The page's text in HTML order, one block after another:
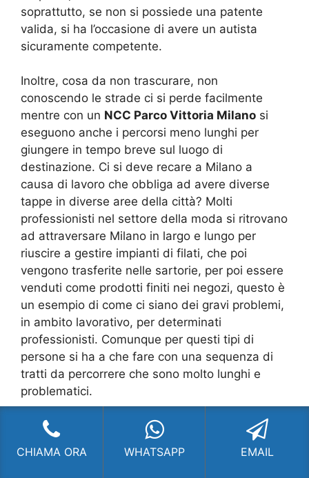
soprattutto, se non si possiede una patente
valida, si ha l’occasione di avere un autista
sicuramente competente.
Inoltre, cosa da non trascurare, non
conoscendo le strade ci si perde facilmente
mentre con un NCC Parco Vittoria Milano si
eseguono anche i percorsi meno lunghi per
giungere in tempo breve sul luogo di
destinazione. Ci si deve recare a Milano a
causa di lavoro che obbliga ad avere diverse
tappe in diverse aree della città? Molti
professionisti nel settore della moda si ritrovano
ad attraversare Milano in largo e lungo per
riuscire a gestire impianti di filati, che poi
vengono trasferite nelle sartorie, per poi essere
venduti come prodotti finiti nei negozi, questo è
un esempio di come ci siano dei gravi problemi,
in ambito lavorativo, per determinati
professionisti. Comunque per questi tipi di
persone si ha a che fare con una sequenza di
tratti da percorrere che sono molto lunghi e
problematici.
Se si noleggia solo l’auto si deve trovare un
parcheggio per lasciare il veicolo, che non è
opportuno mai lasciare in strada per non
CHIAMA ORA WHATSAPP EMAIL